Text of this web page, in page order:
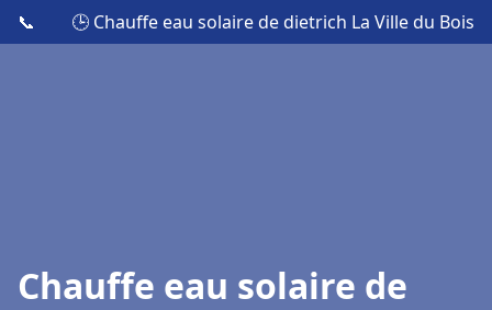
📞 🕒 Chauffe eau solaire de dietrich La Ville du Bois
Chauffe eau solaire de